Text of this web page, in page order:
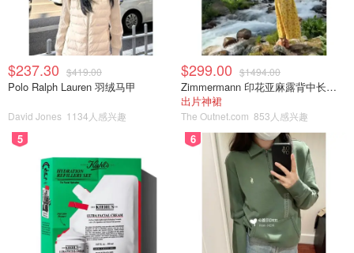
$237.30 $419.00
Polo Ralph Lauren 羽绒马甲
David Jones 1134人感兴趣
$299.00 $1494.00
Zimmermann 印花亚麻露背中长连衣裙
出片神裙
The Outnet.com 853人感兴趣
5 6